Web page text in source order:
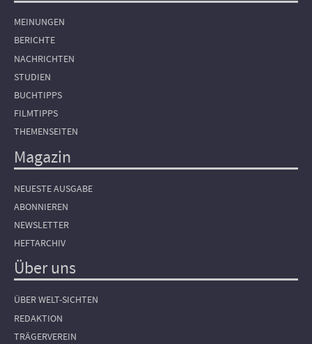
MEINUNGEN
BERICHTE
NACHRICHTEN
STUDIEN
BUCHTIPPS
FILMTIPPS
THEMENSEITEN
Magazin
NEUESTE AUSGABE
ABONNIEREN
NEWSLETTER
HEFTARCHIV
Über uns
ÜBER WELT-SICHTEN
REDAKTION
TRÄGERVEREIN